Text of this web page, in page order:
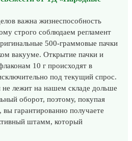
важна жизнеспособность
строго соблюдаем регламент
500-граммовые пачки
вакууме. Открытие пачки и
10 г происходят в
под текущий спрос.
лежит на нашем складе дольше
оборот, поэтому, покупая
гарантированно получаете
штамм, который